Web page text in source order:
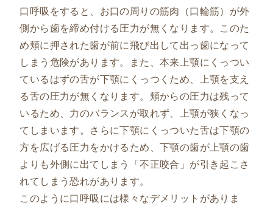
口呼吸をすると、お口の周りの筋肉（口輪筋）が外
側から歯を締め付ける圧力が無くなります。このた
め頬に押された歯が前に飛び出して出っ歯になって
しまう危険があります。また、本来上顎にくっつい
ているはずの舌が下顎にくっつくため、上顎を支え
る舌の圧力が無くなります。頬からの圧力は残って
いるため、力のバランスが取れず、上顎が狭くなっ
てしまいます。さらに下顎にくっついた舌は下顎の
方を広げる圧力をかけるため、下顎の歯が上顎の歯
よりも外側に出てしまう「不正咬合」が引き起こさ
れてしまう恐れがあります。
このように口呼吸には様々なデメリットがありま